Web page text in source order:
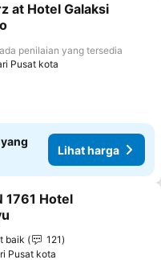
ke favorit
at Hotel Galaksi
penilaian yang tersedia
Pusat kota
Lihat harga
ke favorit
1761 Hotel
baik
121
Pusat kota